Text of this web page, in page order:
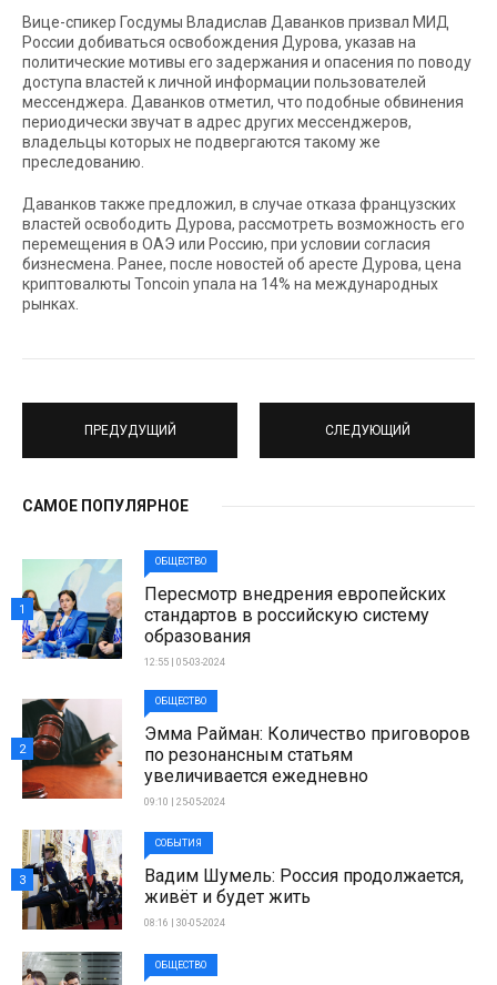
Вице-спикер Госдумы Владислав Даванков призвал МИД
России добиваться освобождения Дурова, указав на
политические мотивы его задержания и опасения по поводу
доступа властей к личной информации пользователей
мессенджера. Даванков отметил, что подобные обвинения
периодически звучат в адрес других мессенджеров,
владельцы которых не подвергаются такому же
преследованию.
Даванков также предложил, в случае отказа французских
властей освободить Дурова, рассмотреть возможность его
перемещения в ОАЭ или Россию, при условии согласия
бизнесмена. Ранее, после новостей об аресте Дурова, цена
криптовалюты Toncoin упала на 14% на международных
рынках.
ПРЕДУДУЩИЙ СЛЕДУЮЩИЙ
САМОЕ ПОПУЛЯРНОЕ
ОБЩЕСТВО
Пересмотр внедрения европейских
стандартов в российскую систему
образования
12:55 | 05-03-2024
1
ОБЩЕСТВО
Эмма Райман: Количество приговоров
по резонансным статьям
увеличивается ежедневно
09:10 | 25-05-2024
2
СОБЫТИЯ
Вадим Шумель: Россия продолжается,
живёт и будет жить
08:16 | 30-05-2024
3
ОБЩЕСТВО